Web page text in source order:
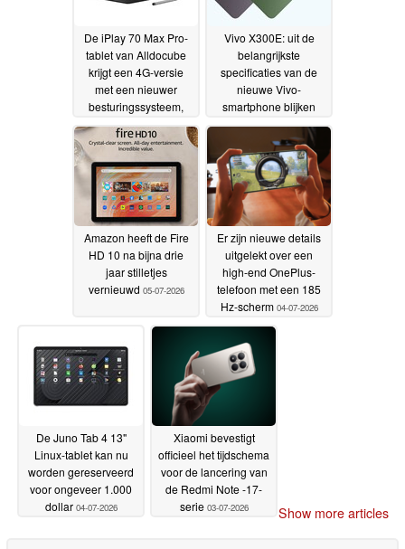
De iPlay 70 Max Pro-
tablet van Alldocube
krijgt een 4G-versie
met een nieuwer
besturingssysteem,
maar die langzamer
oplaadt06-07-2026
Vivo X300E: uit de
belangrijkste
specificaties van de
nieuwe Vivo-
smartphone blijken
Zeiss-camera’s, een
batterij van 7.000 mAh
en nog veel meer05-07-
2026
Amazon heeft de Fire
HD 10 na bijna drie
jaar stilletjes
vernieuwd 05-07-2026
Er zijn nieuwe details
uitgelekt over een
high-end OnePlus-
telefoon met een 185
Hz-scherm 04-07-2026
De Juno Tab 4 13"
Linux-tablet kan nu
worden gereserveerd
voor ongeveer 1.000
dollar 04-07-2026
Xiaomi bevestigt
officieel het tijdschema
voor de lancering van
de Redmi Note -17-
serie 03-07-2026 Show more articles